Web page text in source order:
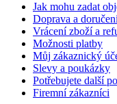
Jak mohu zadat
Doprava a
Vrácení zboží a
Možnosti platby
Můj zákaznický
Slevy a poukázky
Potřebujete další
Firemní zákazníci